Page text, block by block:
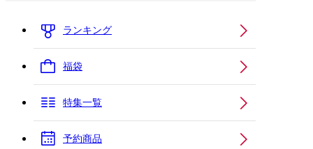
ランキング
福袋
特集一覧
予約商品